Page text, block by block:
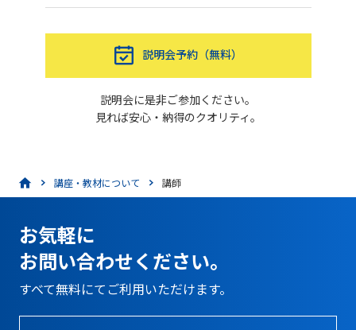
説明会予約（無料）
説明会に是非ご参加ください。
見れば安心・納得のクオリティ。
講座・教材について 講師
お気軽に
お問い合わせください。
すべて無料にてご利用いただけます。